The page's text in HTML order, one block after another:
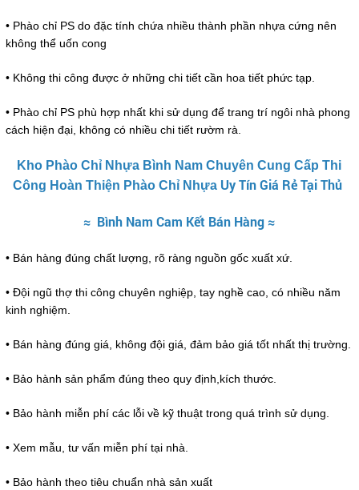
• Phào chỉ PS do đặc tính chứa nhiều thành phần nhựa cứng nên
không thể uốn cong
• Không thi công được ở những chi tiết cần hoa tiết phức tạp.
• Phào chỉ PS phù hợp nhất khi sử dụng để trang trí ngôi nhà phong
cách hiện đại, không có nhiều chi tiết rườm rà.
Kho Phào Chỉ Nhựa Bình Nam Chuyên Cung Cấp Thi
Công Hoàn Thiện Phào Chỉ Nhựa Uy Tín Giá Rẻ Tại Thủ
≈ Bình NamCam Kết Bán Hàng≈
• Bán hàng đúng chất lượng, rõ ràng nguồn gốc xuất xứ.
• Đội ngũ thợ thi công chuyên nghiệp, tay nghề cao, có nhiều năm
kinh nghiệm.
• Bán hàng đúng giá, không đội giá, đảm bảo giá tốt nhất thị trường.
• Bảo hành sản phẩm đúng theo quy định,kích thước.
• Bảo hành miễn phí các lỗi về kỹ thuật trong quá trình sử dụng.
• Xem mẫu, tư vấn miễn phí tại nhà.
•Bảo hành theo tiêu chuẩn nhà sản xuất